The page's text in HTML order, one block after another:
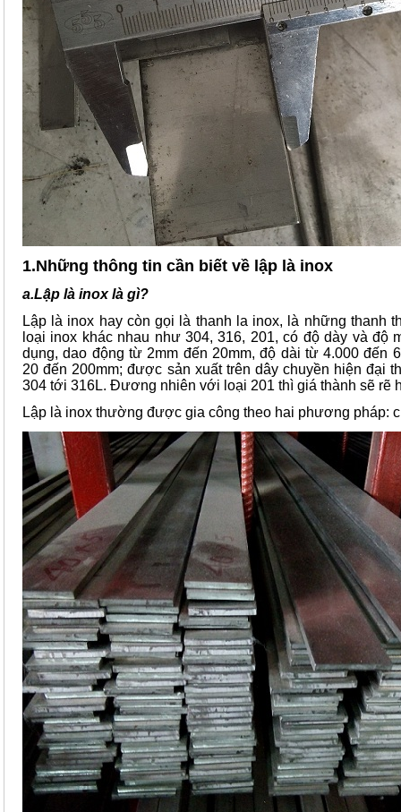
1.Những thông tin cần biết về lập là inox
a.Lập là inox là gì?
Lập là inox hay còn gọi là thanh la inox, là những thanh
loại inox khác nhau như 304, 316, 201, có độ dày và độ
dụng, dao động từ 2mm đến 20mm, độ dài từ 4.000 đến
20 đến 200mm; được sản xuất trên dây chuyền hiện đại
304 tới 316L. Đương nhiên với loại 201 thì giá thành sẽ rẽ
Lập là inox thường được gia công theo hai phương pháp: